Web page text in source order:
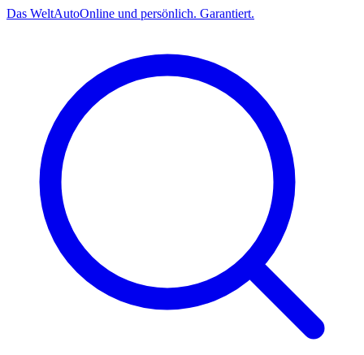
Das WeltAutoOnline und persönlich. Garantiert.